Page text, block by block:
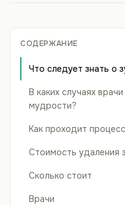
СОДЕРЖАНИЕ
Что следует знать о
В каких случаях
мудрости?
Как проходит
Стоимость удаления
Сколько стоит
Врачи